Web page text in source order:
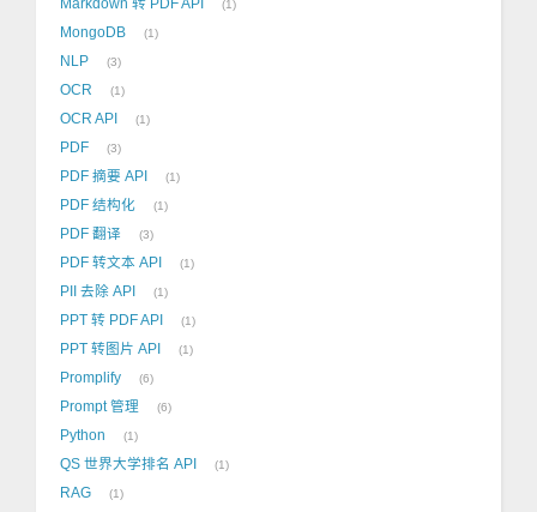
1
MongoDB 1
NLP 3
OCR 1
OCR API 1
PDF 3
PDF 摘要 API 1
PDF 结构化 1
PDF 翻译 3
PDF 转文本 API 1
PII 去除 API 1
PPT 转 PDF API 1
PPT 转图片 API 1
Promplify 6
Prompt 管理 6
Python 1
QS 世界大学排名 API 1
RAG 1